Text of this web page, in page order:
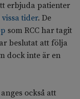
erbjuda patienter
tider. De
som RCC har tagit
beslutat att följa
dock inte är en
också att